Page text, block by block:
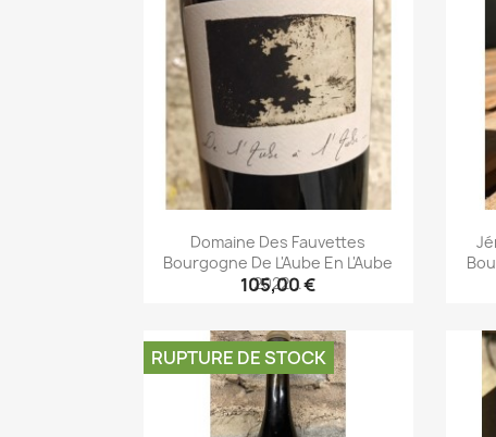
Domaine Des Fauvettes
Bourgogne De L'Aube En L'Aube
2022...
105,00 €
Aperçu rapide
RUPTURE DE STOCK